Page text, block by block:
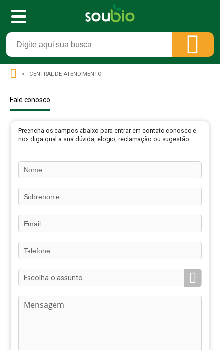
CENTRAL DE ATENDIMENTO
Fale conosco
Preencha os campos abaixo para entrar em contato conosco e
nos diga qual a sua dúvida, elogio, reclamação ou sugestão.
Escolha o assunto